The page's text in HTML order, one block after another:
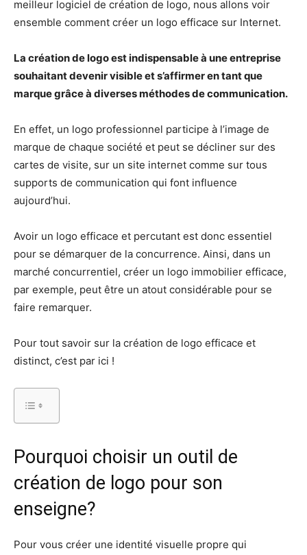
meilleur logiciel de création de logo, nous allons voir
ensemble comment créer un logo efficace sur Internet.
La création de logo est indispensable à une entreprise
souhaitant devenir visible et s’affirmer en tant que
marque grâce à diverses méthodes de communication.
En effet, un logo professionnel participe à l’image de
marque de chaque société et peut se décliner sur des
cartes de visite, sur un site internet comme sur tous
supports de communication qui font influence
aujourd’hui.
Avoir un logo efficace et percutant est donc essentiel
pour se démarquer de la concurrence. Ainsi, dans un
marché concurrentiel, créer un logo immobilier efficace,
par exemple, peut être un atout considérable pour se
faire remarquer.
Pour tout savoir sur la création de logo efficace et
distinct, c’est par ici !
Pourquoi choisir un outil de
création de logo pour son
enseigne?
Pour vous créer une identité visuelle propre qui